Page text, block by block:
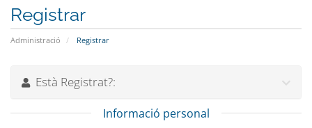
Registrar
Administració Registrar
Està Registrat?:
Informació personal